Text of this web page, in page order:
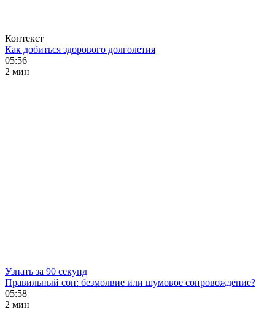
Контекст
Как добиться здорового долголетия
05:56
2 мин
Узнать за 90 секунд
Правильный сон: безмолвие или шумовое сопровождение?
05:58
2 мин